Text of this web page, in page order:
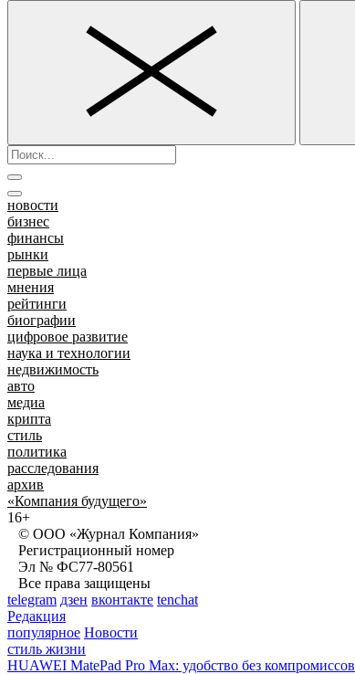
новости
бизнес
финансы
рынки
первые лица
мнения
рейтинги
биографии
цифровое развитие
наука и технологии
недвижимость
авто
медиа
крипта
стиль
политика
расследования
архив
«Компания будущего»
16+
© ООО «Журнал Компания»
Регистрационный номер
Эл № ФС77-80561
Все права защищены
telegram дзен вконтакте tenchat
Редакция
популярное Новости
стиль жизни
HUAWEI MatePad Pro Max: удобство без компромиссов